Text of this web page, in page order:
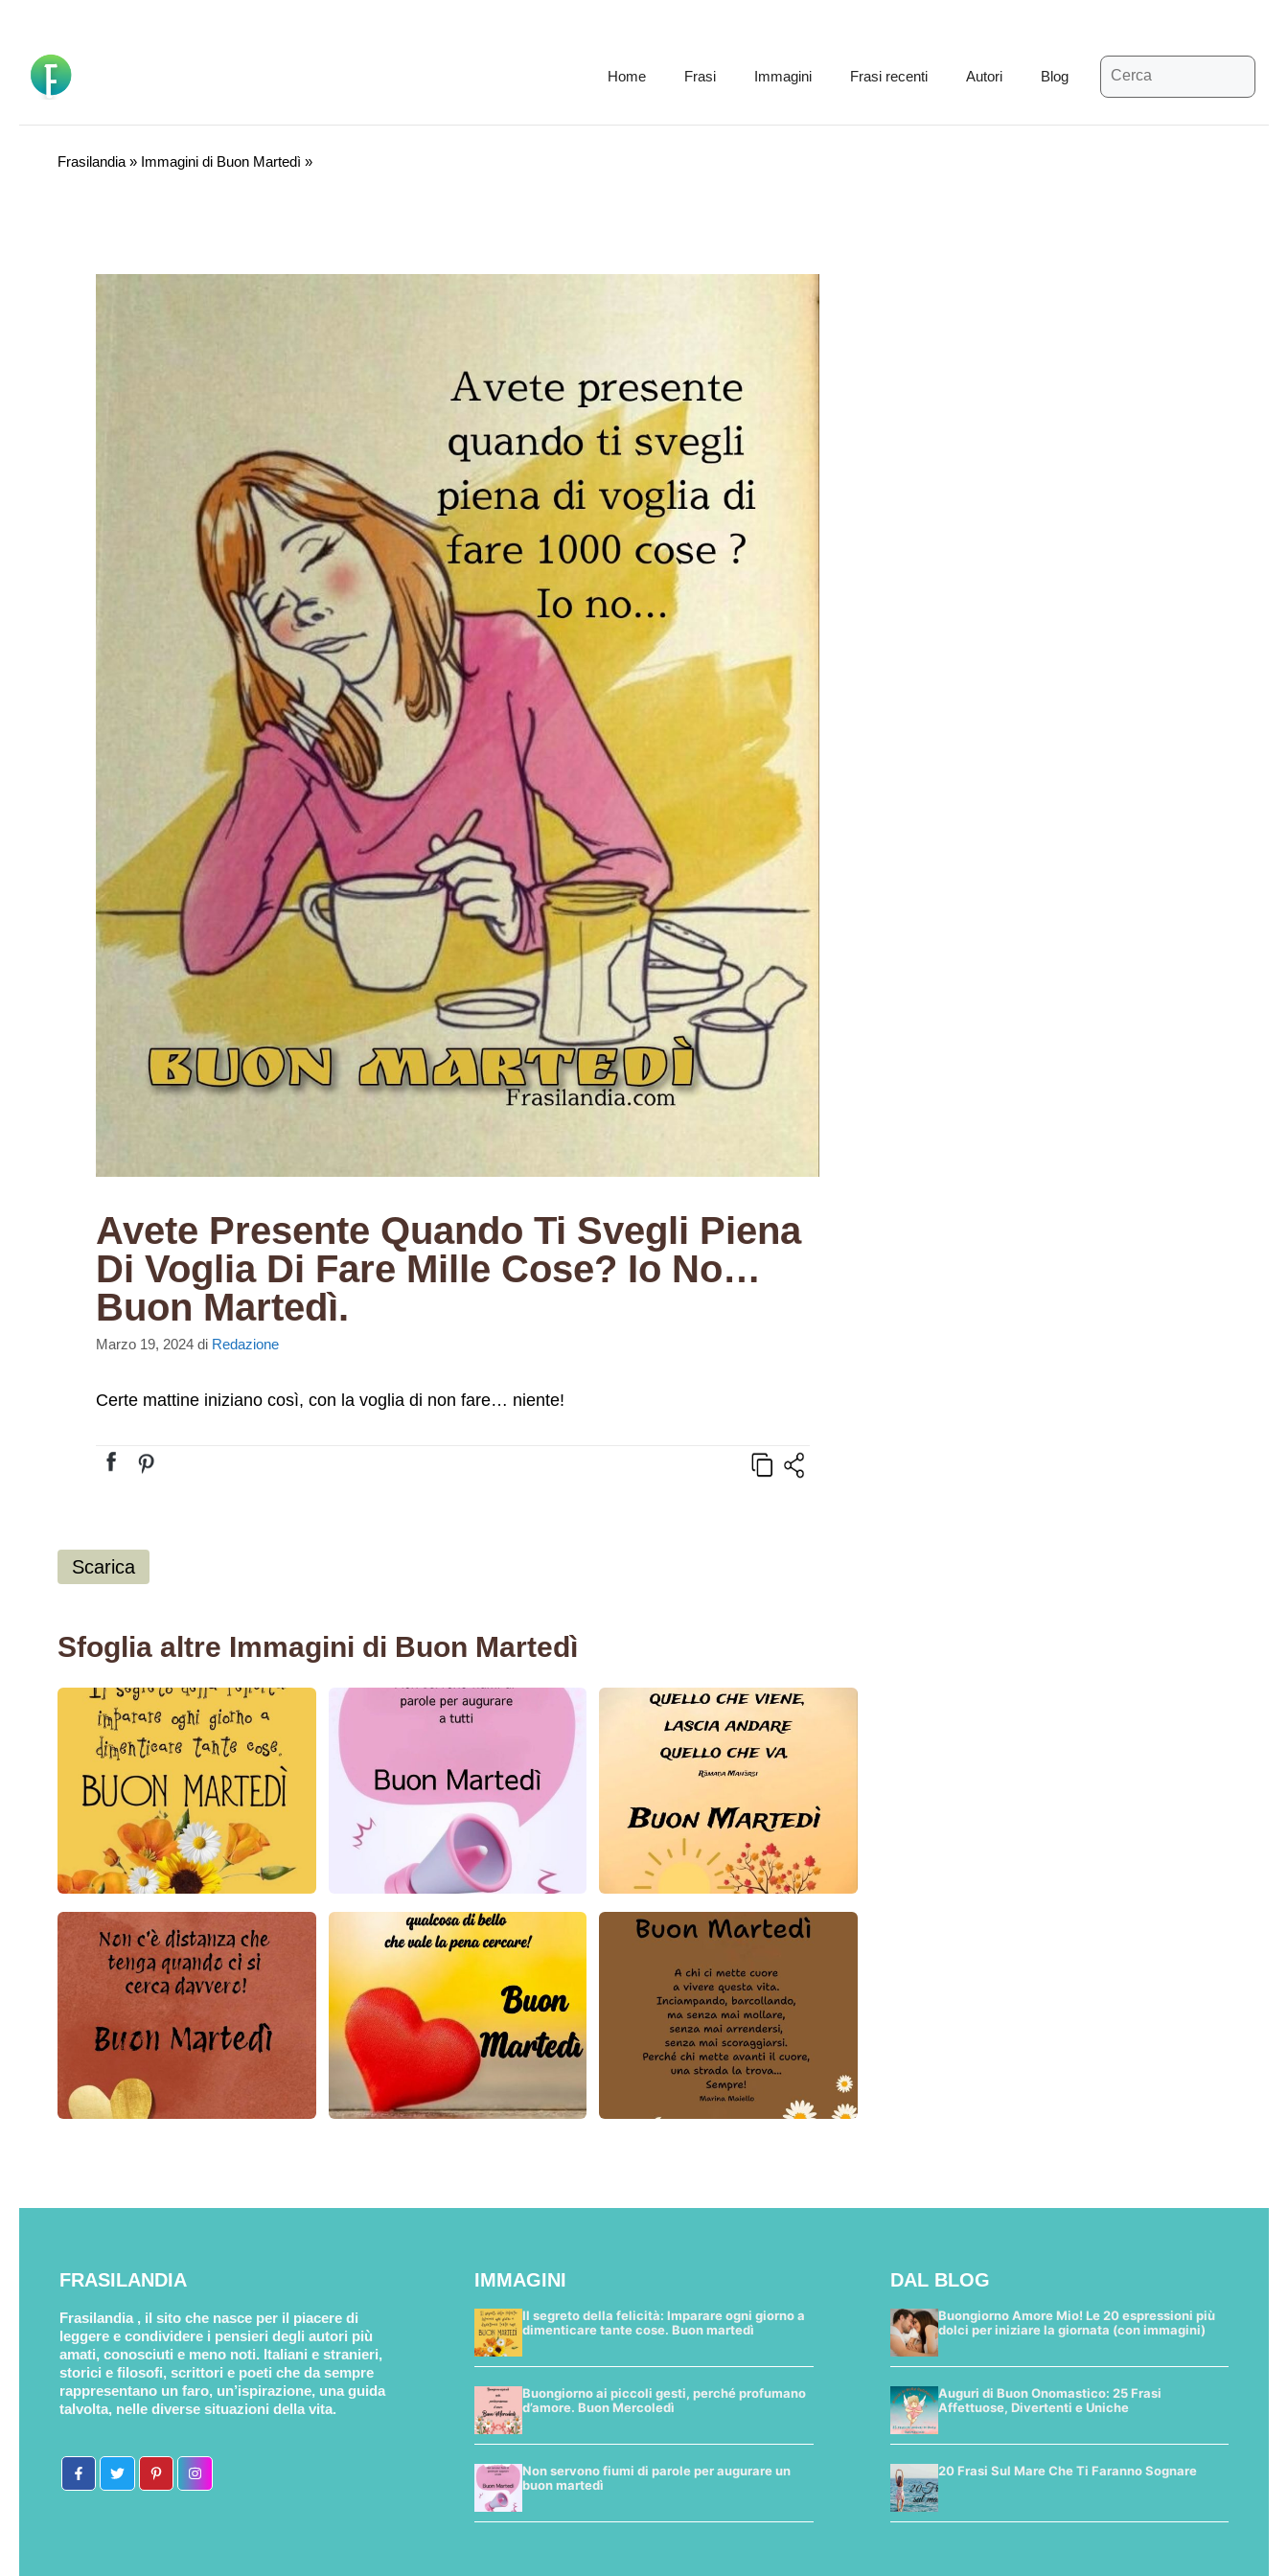
contenuto
Home Frasi Immagini Frasi recenti Autori Blog
Ricerca
per:
Frasilandia » Immagini di Buon Martedì »
Avete Presente Quando Ti Svegli Piena
Di Voglia Di Fare Mille Cose? Io No…
Buon Martedì.
Marzo 19, 2024 di Redazione
Certe mattine iniziano così, con la voglia di non fare… niente!
Scarica
Sfoglia altre Immagini di Buon Martedì
FRASILANDIA
Frasilandia , il sito che nasce per il piacere di
leggere e condividere i pensieri degli autori più
amati, conosciuti e meno noti. Italiani e stranieri,
storici e filosofi, scrittori e poeti che da sempre
rappresentano un faro, un’ispirazione, una guida
talvolta, nelle diverse situazioni della vita.
IMMAGINI
Il segreto della felicità: Imparare ogni giorno a
dimenticare tante cose. Buon martedì
Buongiorno ai piccoli gesti, perché profumano
d’amore. Buon Mercoledì
Non servono fiumi di parole per augurare un
buon martedì
DAL BLOG
Buongiorno Amore Mio! Le 20 espressioni più
dolci per iniziare la giornata (con immagini)
Auguri di Buon Onomastico: 25 Frasi
Affettuose, Divertenti e Uniche
20 Frasi Sul Mare Che Ti Faranno Sognare